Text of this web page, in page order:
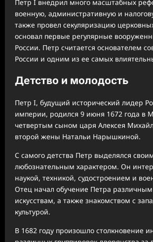
Петр I внедрил много масштабных
военную, административную и
также провел секуляризацию
основал первые регулярные
России. Петр считается основателем
России и одним из ее самых
Детство и молодость
Петр I, будущий исторический лидер
империи, родился 9 июня 1672 года в
четвертым сыном царя Алексея
второй жены Натальи Нарышкиной.
С самого детства Петр выделялся
любознательным характером. Он
наукой, техникой, судостроением и
Отец начал обучение Петра
искусствам, а также знакомством с
культурой.
В 1682 году произошло столкновение